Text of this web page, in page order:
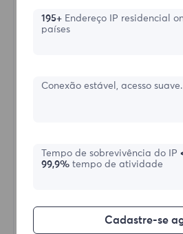
Proxies
Comprar
Uso de Dados Ilimitado
Uso Ilimitado de IP
195+Endereço IP residencial
países
Conexão estável, acesso suave.
Tempo de sobrevivência do IP
99,9%tempo de atividade
Cadastre-se